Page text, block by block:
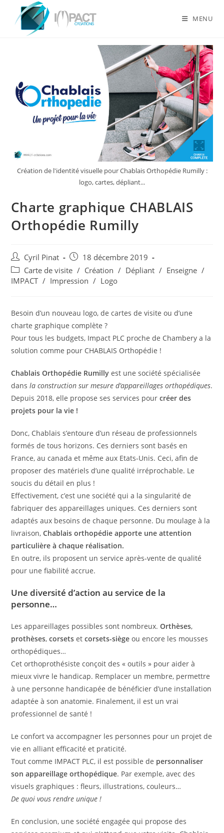
content
MENU
Création de l'identité visuelle pour Chablais Orthopédie Rumilly :
logo, cartes, dépliant...
Charte graphique CHABLAIS
Orthopédie Rumilly
Auteur/autrice
de
la
Cyril Pinat
Publication
publiée :
18 décembre 2019
Post
category:
Carte de visite / Création / Dépliant / Enseigne /
IMPACT / Impression / Logo
Besoin d’un nouveau logo, de cartes de visite ou d’une
charte graphique complète ?
Pour tous les budgets, Impact PLC proche de Chambery a la
solution comme pour CHABLAIS Orthopédie !
Chablais Orthopédie Rumilly est une société spécialisée
dansla construction sur mesure d’appareillages orthopédiques.
Depuis 2018, elle propose ses services pourcréer des
projets pour la vie !
Donc, Chablais s’entoure d’un réseau de professionnels
formés de tous horizons. Ces derniers sont basés en
France, au canada et même aux Etats-Unis. Ceci, afin de
proposer des matériels d’une qualité irréprochable. Le
soucis du détail en plus !
Effectivement, c’est une société qui a la singularité de
fabriquer des appareillages uniques. Ces derniers sont
adaptés aux besoins de chaque personne. Du moulage à la
livraison,Chablais orthopédie apporte une attention
particulière à chaque réalisation.
En outre, ils proposent un service après-vente de qualité
pour une fiabilité accrue.
Une diversité d’action au service de la
personne…
Les appareillages possibles sont nombreux.Orthèses,
prothèses,corsetsetcorsets-siège ou encore les mousses
orthopédiques…
Cet orthoprothésiste conçoit des « outils » pour aider à
mieux vivre le handicap. Remplacer un membre, permettre
à une personne handicapée de bénéficier d’une installation
adaptée à son anatomie. Finalement, il est un vrai
professionnel de santé !
Le confort va accompagner les personnes pour un projet de
vie en alliant efficacité et praticité.
Tout comme IMPACT PLC, il est possible de personnaliser
son appareillage orthopédique. Par exemple, avec des
visuels graphiques : fleurs, illustrations, couleurs…
De quoi vous rendre unique !
En conclusion, une société engagée qui propose des